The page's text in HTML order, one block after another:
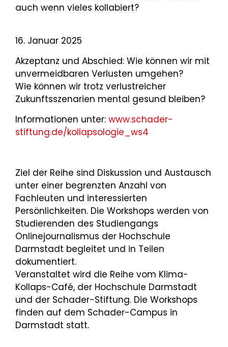
auch wenn vieles kollabiert?
16. Januar 2025
Akzeptanz und Abschied: Wie können wir mit
unvermeidbaren Verlusten umgehen?
Wie können wir trotz verlustreicher
Zukunftsszenarien mental gesund bleiben?
Informationen unter: www.schader-
stiftung.de/kollapsologie_ws4
Ziel der Reihe sind Diskussion und Austausch
unter einer begrenzten Anzahl von
Fachleuten und interessierten
Persönlichkeiten. Die Workshops werden von
Studierenden des Studiengangs
Onlinejournalismus der Hochschule
Darmstadt begleitet und in Teilen
dokumentiert.
Veranstaltet wird die Reihe vom Klima-
Kollaps-Café, der Hochschule Darmstadt
und der Schader-Stiftung. Die Workshops
finden auf dem Schader-Campus in
Darmstadt statt.